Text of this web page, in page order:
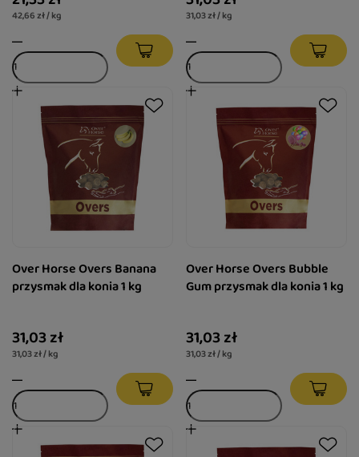
42,66 zł / kg 31,03 zł / kg
Over Horse Overs Banana
przysmak dla konia 1 kg
31,03 zł
31,03 zł / kg
Over Horse Overs Bubble
Gum przysmak dla konia 1 kg
31,03 zł
31,03 zł / kg